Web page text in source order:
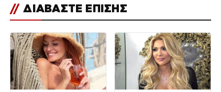
// ΔΙΑΒΑΣΤΕ ΕΠΙΣΗΣ